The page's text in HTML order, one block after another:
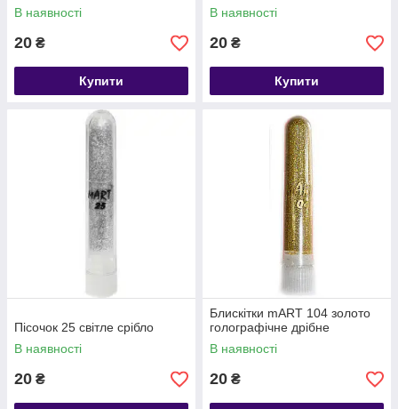
В наявності
20 ₴
Купити
В наявності
20 ₴
Купити
Пісочок 25 світле срібло
В наявності
20 ₴
Блискітки mART 104 золото
голографічне дрібне
В наявності
20 ₴